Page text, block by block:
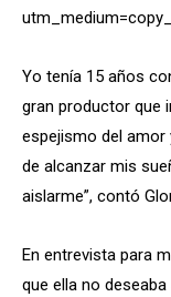
Yo tenía 15 años
gran productor que
espejismo del amor
de alcanzar mis
aislarme”, contó
En entrevista para
que ella no